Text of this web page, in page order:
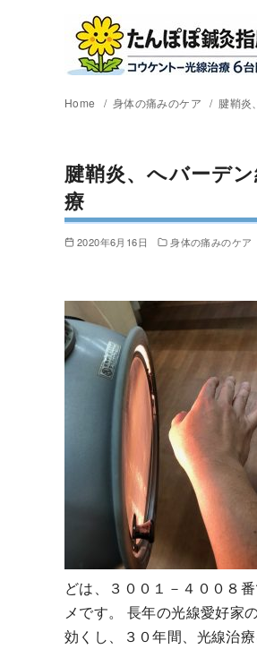
Home 身体の痛みのケア 腱鞘炎
腱鞘炎、へバーデ
療
2020年6月16日 身体の痛みのケア
どは、３００１－４００８
メです。 長年の光線愛好家
効くし、３０年間、光線治